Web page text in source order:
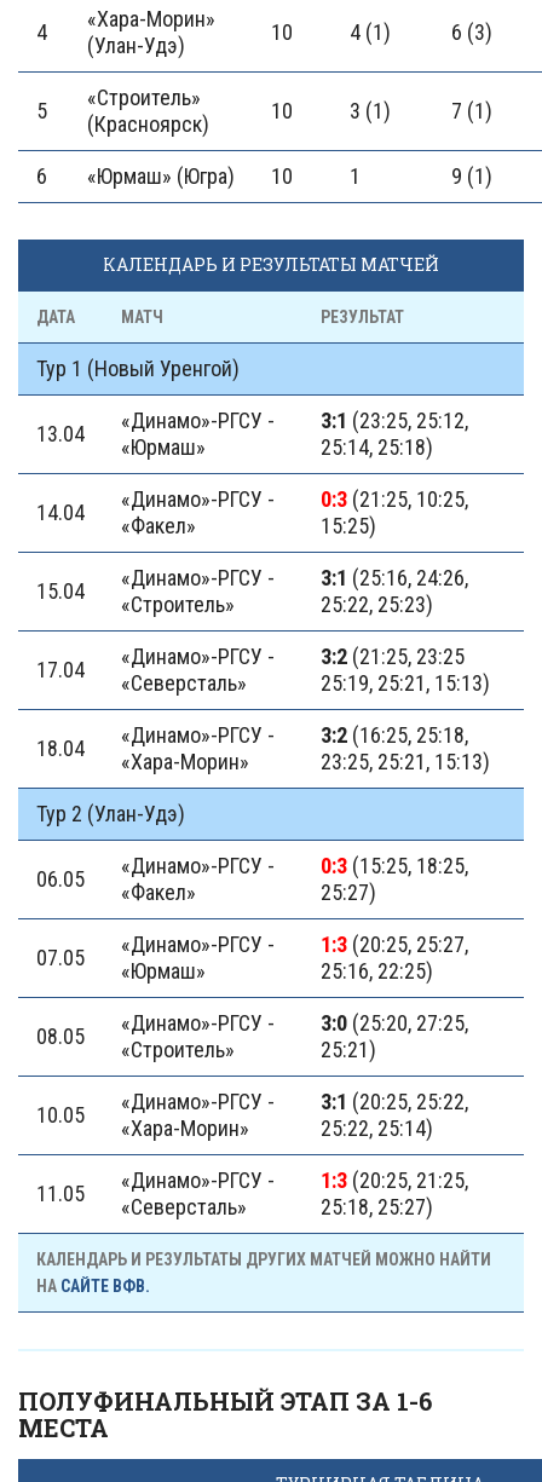
4
«Хара-Морин»
(Улан-Удэ)
10 4 (1) 6 (3)
5
«Строитель»
(Красноярск)
10 3 (1) 7 (1)
6 «Юрмаш» (Югра) 10 1 9 (1)
КАЛЕНДАРЬ И РЕЗУЛЬТАТЫ МАТЧЕЙ
ДАТА МАТЧ РЕЗУЛЬТАТ
Тур 1 (Новый Уренгой)
13.04
«Динамо»-РГСУ -
«Юрмаш»
3:1 (23:25, 25:12,
25:14, 25:18)
14.04
«Динамо»-РГСУ -
«Факел»
0:3 (21:25, 10:25,
15:25)
15.04
«Динамо»-РГСУ -
«Строитель»
3:1 (25:16, 24:26,
25:22, 25:23)
17.04
«Динамо»-РГСУ -
«Северсталь»
3:2 (21:25, 23:25
25:19, 25:21, 15:13)
18.04
«Динамо»-РГСУ -
«Хара-Морин»
3:2 (16:25, 25:18,
23:25, 25:21, 15:13)
Тур 2 (Улан-Удэ)
06.05
«Динамо»-РГСУ -
«Факел»
0:3 (15:25, 18:25,
25:27)
07.05
«Динамо»-РГСУ -
«Юрмаш»
1:3 (20:25, 25:27,
25:16, 22:25)
08.05
«Динамо»-РГСУ -
«Строитель»
3:0 (25:20, 27:25,
25:21)
10.05
«Динамо»-РГСУ -
«Хара-Морин»
3:1 (20:25, 25:22,
25:22, 25:14)
11.05
«Динамо»-РГСУ -
«Северсталь»
1:3 (20:25, 21:25,
25:18, 25:27)
КАЛЕНДАРЬ И РЕЗУЛЬТАТЫ ДРУГИХ МАТЧЕЙ МОЖНО НАЙТИ
НА САЙТЕ ВФВ.
ПОЛУФИНАЛЬНЫЙ ЭТАП ЗА 1-6
МЕСТА